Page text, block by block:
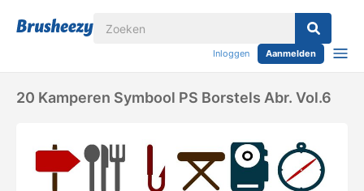
Inloggen Aanmelden
20 Kamperen Symbool PS Borstels Abr. Vol.6